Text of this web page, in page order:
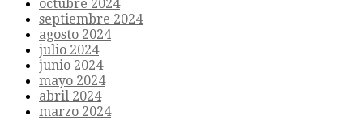
octubre 2024
septiembre 2024
agosto 2024
julio 2024
junio 2024
mayo 2024
abril 2024
marzo 2024